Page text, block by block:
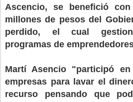
Ascencio, se benefició
millones de pesos del
perdido, el cual
programas de
Martí Asencio "participó
empresas para lavar el
recurso pensando que